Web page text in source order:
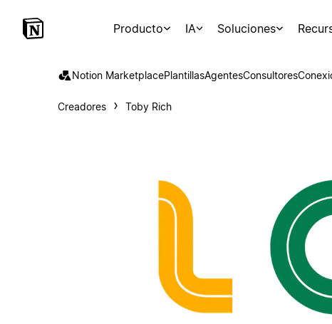
Producto IA Soluciones
Notion MarketplacePlantillasAgentesConsultores
Creadores Toby Rich